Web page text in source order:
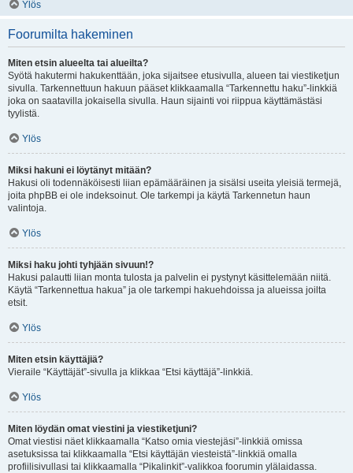
Ylös
Foorumilta hakeminen
Miten etsin alueelta tai alueilta?
Syötä hakutermi hakukenttään, joka sijaitsee etusivulla, alueen tai viestiketjun
sivulla. Tarkennettuun hakuun pääset klikkaamalla “Tarkennettu haku”-linkkiä
joka on saatavilla jokaisella sivulla. Haun sijainti voi riippua käyttämästäsi
tyylistä.
Ylös
Miksi hakuni ei löytänyt mitään?
Hakusi oli todennäköisesti liian epämääräinen ja sisälsi useita yleisiä termejä,
joita phpBB ei ole indeksoinut. Ole tarkempi ja käytä Tarkennetun haun
valintoja.
Ylös
Miksi haku johti tyhjään sivuun!?
Hakusi palautti liian monta tulosta ja palvelin ei pystynyt käsittelemään niitä.
Käytä “Tarkennettua hakua” ja ole tarkempi hakuehdoissa ja alueissa joilta
etsit.
Ylös
Miten etsin käyttäjiä?
Vieraile “Käyttäjät”-sivulla ja klikkaa “Etsi käyttäjä”-linkkiä.
Ylös
Miten löydän omat viestini ja viestiketjuni?
Omat viestisi näet klikkaamalla “Katso omia viestejäsi”-linkkiä omissa
asetuksissa tai klikkaamalla “Etsi käyttäjän viesteistä”-linkkiä omalla
profiilisivullasi tai klikkaamalla “Pikalinkit”-valikkoa foorumin ylälaidassa.